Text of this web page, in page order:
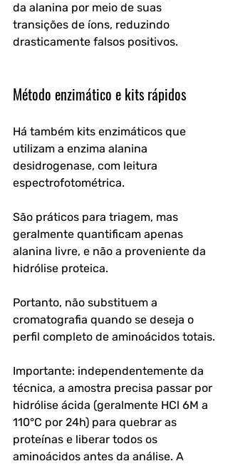
da alanina por meio de suas
transições de íons, reduzindo
drasticamente falsos positivos.
Método enzimático e kits rápidos
Há também kits enzimáticos que
utilizam a enzima alanina
desidrogenase, com leitura
espectrofotométrica.
São práticos para triagem, mas
geralmente quantificam apenas
alanina livre, e não a proveniente da
hidrólise proteica.
Portanto, não substituem a
cromatografia quando se deseja o
perfil completo de aminoácidos totais.
Importante: independentemente da
técnica, a amostra precisa passar por
hidrólise ácida (geralmente HCl 6M a
110°C por 24h) para quebrar as
proteínas e liberar todos os
aminoácidos antes da análise. A